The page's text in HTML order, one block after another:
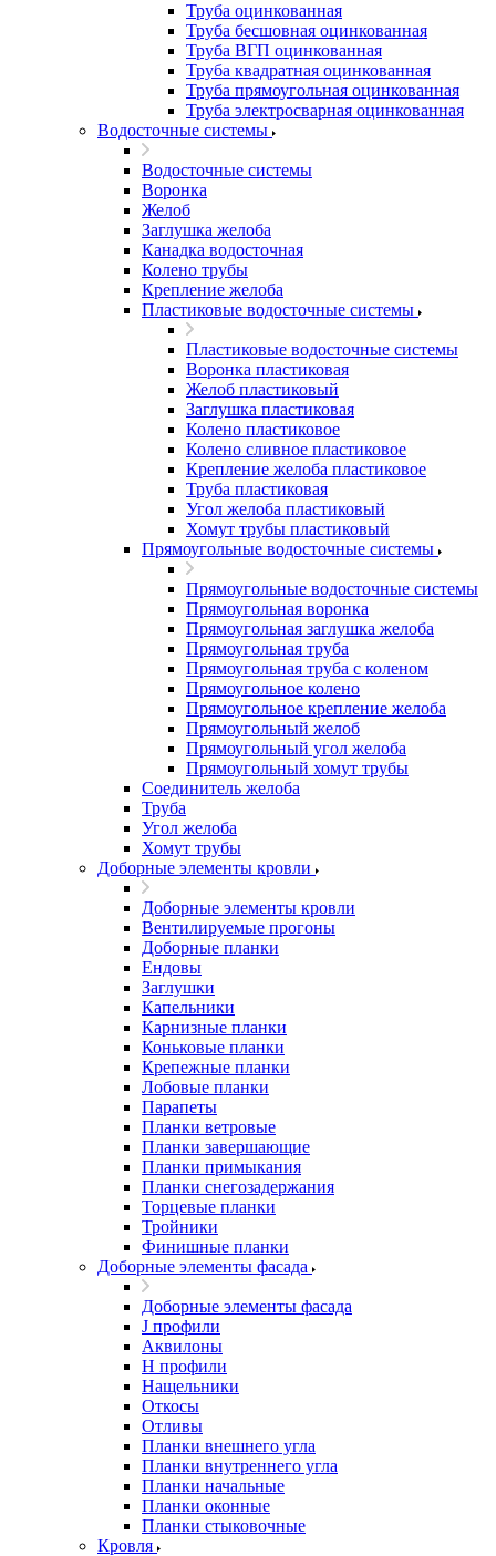
Труба оцинкованная
Труба бесшовная оцинкованная
Труба ВГП оцинкованная
Труба квадратная оцинкованная
Труба прямоугольная оцинкованная
Труба электросварная оцинкованная
Водосточные системы
Водосточные системы
Воронка
Желоб
Заглушка желоба
Канадка водосточная
Колено трубы
Крепление желоба
Пластиковые водосточные системы
Пластиковые водосточные системы
Воронка пластиковая
Желоб пластиковый
Заглушка пластиковая
Колено пластиковое
Колено сливное пластиковое
Крепление желоба пластиковое
Труба пластиковая
Угол желоба пластиковый
Хомут трубы пластиковый
Прямоугольные водосточные системы
Прямоугольные водосточные системы
Прямоугольная воронка
Прямоугольная заглушка желоба
Прямоугольная труба
Прямоугольная труба c коленом
Прямоугольное колено
Прямоугольное крепление желоба
Прямоугольный желоб
Прямоугольный угол желоба
Прямоугольный хомут трубы
Соединитель желоба
Труба
Угол желоба
Хомут трубы
Доборные элементы кровли
Доборные элементы кровли
Вентилируемые прогоны
Доборные планки
Ендовы
Заглушки
Капельники
Карнизные планки
Коньковые планки
Крепежные планки
Лобовые планки
Парапеты
Планки ветровые
Планки завершающие
Планки примыкания
Планки снегозадержания
Торцевые планки
Тройники
Финишные планки
Доборные элементы фасада
Доборные элементы фасада
J профили
Аквилоны
Н профили
Нащельники
Откосы
Отливы
Планки внешнего угла
Планки внутреннего угла
Планки начальные
Планки оконные
Планки стыковочные
Кровля